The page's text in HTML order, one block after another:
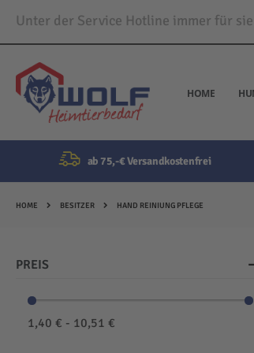
Unter der Service Hotline immer für
Direkt
zum
Inhalt
HOME
ab 75,-€ Versandkostenfrei
HOME BESITZER HAND REINIUNG PFLEGE
PREIS
1,40 € - 10,51 €